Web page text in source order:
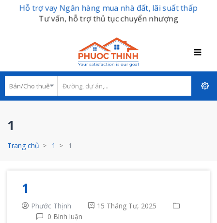
Hỗ trợ vay Ngân hàng mua nhà đất, lãi suất thấp
Tư vấn, hỗ trợ thủ tục chuyển nhượng
1
Trang chủ 1 1
1
Phước Thịnh
15 Tháng Tư, 2025
0 Bình luận